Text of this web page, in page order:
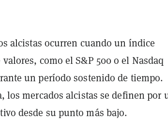
alcistas ocurren cuando un índice
como el S&P 500 o el Nasdaq
un período sostenido de tiempo.
los mercados alcistas se definen por
desde su punto más bajo.